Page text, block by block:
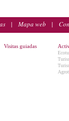
| Mapa web |
Visitas guiadas